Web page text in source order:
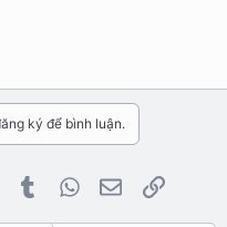
ký để bình luận.
PinterestTumblrWhatsApp
Email Link